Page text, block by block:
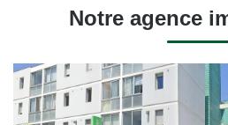
NOTRE
Nous
Nos
Notre agence